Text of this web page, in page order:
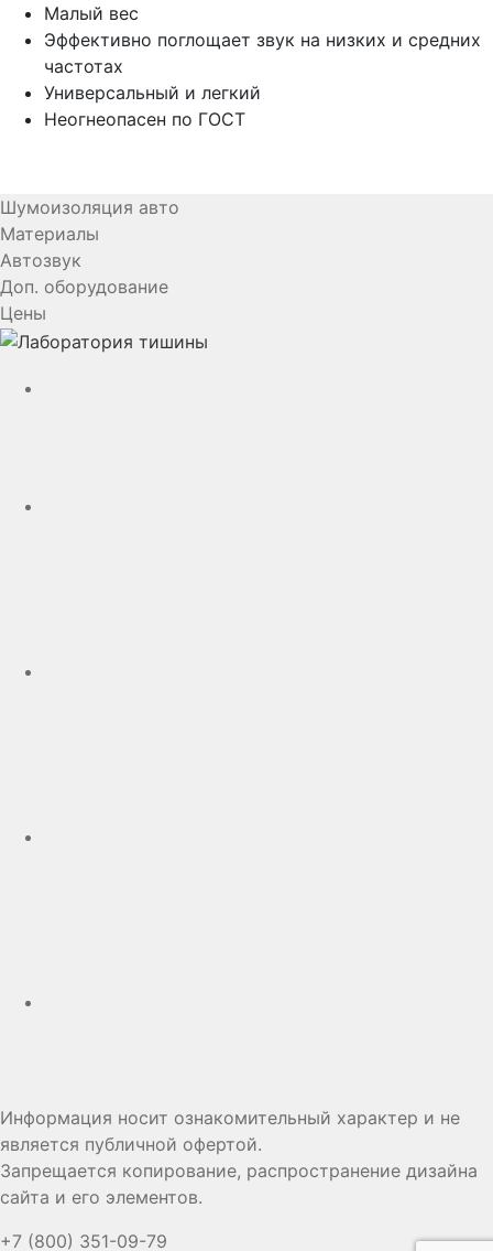
Малый вес
Эффективно поглощает звук на низких и средних
частотах
Универсальный и легкий
Неогнеопасен по ГОСТ
Шумоизоляция авто
Материалы
Автозвук
Доп. оборудование
Цены
Информация носит ознакомительный характер и не
является публичной офертой.
Запрещается копирование, распространение дизайна
сайта и его элементов.
+7 (800) 351-09-79